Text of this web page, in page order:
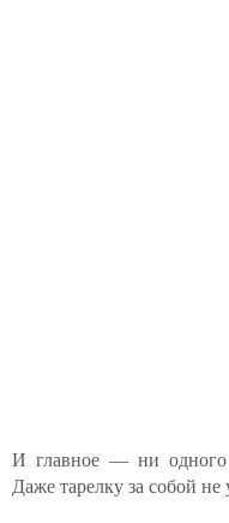
И главное — ни одного
Даже тарелку за собой не